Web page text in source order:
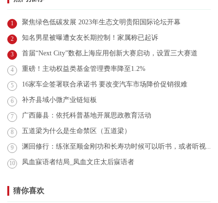
1 聚焦绿色低碳发展 2023年生态文明贵阳国际论坛开幕
2 知名男星被曝遭女友长期控制！家属称已起诉
3 首届“Next City”数都上海应用创新大赛启动，设置三大赛道
4 重磅！主动权益类基金管理费率降至1.2%
5 16家车企签署联合承诺书 要改变汽车市场降价促销很难
6 补齐县域小微产业链短板
7 广西藤县：依托科普基地开展思政教育活动
8 五道梁为什么是生命禁区（五道梁）
9 渊回修行：练张至顺金刚功和长寿功时候可以听书，或者听视频吗？
10 凤血寐语者结局_凤血文庄太后寐语者
猜你喜欢